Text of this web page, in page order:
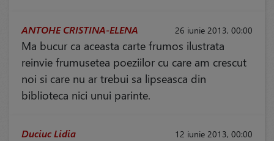
26 iunie 2013, 00:00
ANTOHE CRISTINA-ELENA
Ma bucur ca aceasta carte frumos ilustrata
reinvie frumusetea poeziilor cu care am crescut
noi si care nu ar trebui sa lipseasca din
biblioteca nici unui parinte.
12 iunie 2013, 00:00
Duciuc Lidia